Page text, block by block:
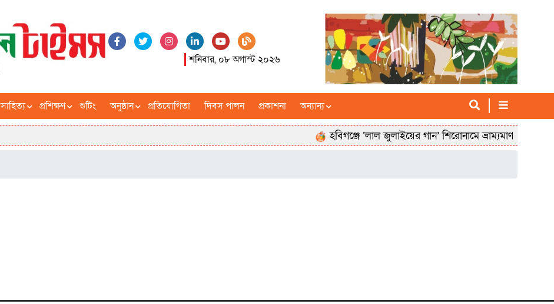
শনিবার, ০৮ অগাস্ট ২০২৬
সাহিত্য প্রশিক্ষণ শুটিং অনুষ্ঠান প্রতিযোগিতা দিবস পালন প্রকাশনা অন্যান্য
হবিগঞ্জে ‘লাল জুলাইয়ের গান’ শিরোনামে ভ্রাম্যমাণ সাংস্কৃতিক